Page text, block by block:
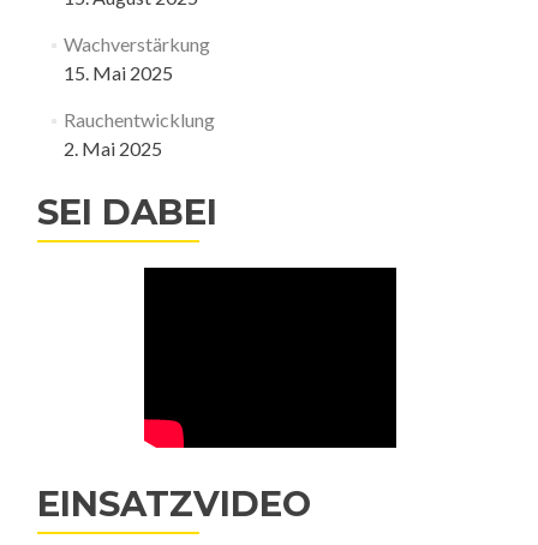
Wachverstärkung
15. Mai 2025
Rauchentwicklung
2. Mai 2025
SEI DABEI
EINSATZVIDEO